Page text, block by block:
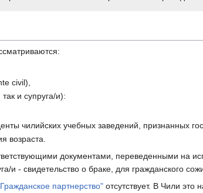
civil),
и супруга/и):
чилийских учебных заведений, признанных
возраста.
документами, переведенными на
и - свидетельство о браке, для гражданского
партнерство" отсутствует. В Чили это